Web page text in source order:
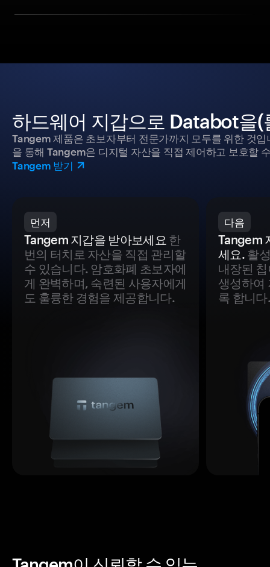
하드웨어 지갑으로 Databot을
Tangem 제품은 초보자부터 전문가까지 모두를 위한 것
을 통해 Tangem은 디지털 자산을 직접 제어하고 보호할
Tangem 받기
먼저
Tangem 지갑을 받아보세요 한
번의 터치로 자산을 직접 관리할
수 있습니다. 암호화폐 초보자에
게 완벽하며, 숙련된 사용자에게
도 훌륭한 경험을 제공합니다.
다음
Tangem
세요.활
내장된
생성하여
록 합니다.